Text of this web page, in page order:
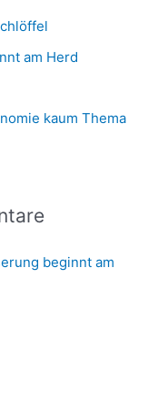
am Herd
kaum Thema
beginnt am